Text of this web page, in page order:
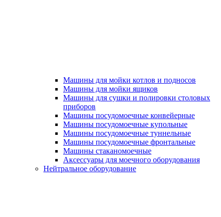
Машины для мойки котлов и подносов
Машины для мойки ящиков
Машины для сушки и полировки столовых
приборов
Машины посудомоечные конвейерные
Машины посудомоечные купольные
Машины посудомоечные туннельные
Машины посудомоечные фронтальные
Машины стаканомоечные
Аксессуары для моечного оборудования
Нейтральное оборудование